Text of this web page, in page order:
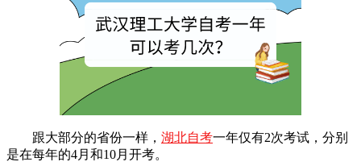
跟大部分的省份一样， 湖北自考一年仅有2次考试，分别
是在每年的4月和10月开考。